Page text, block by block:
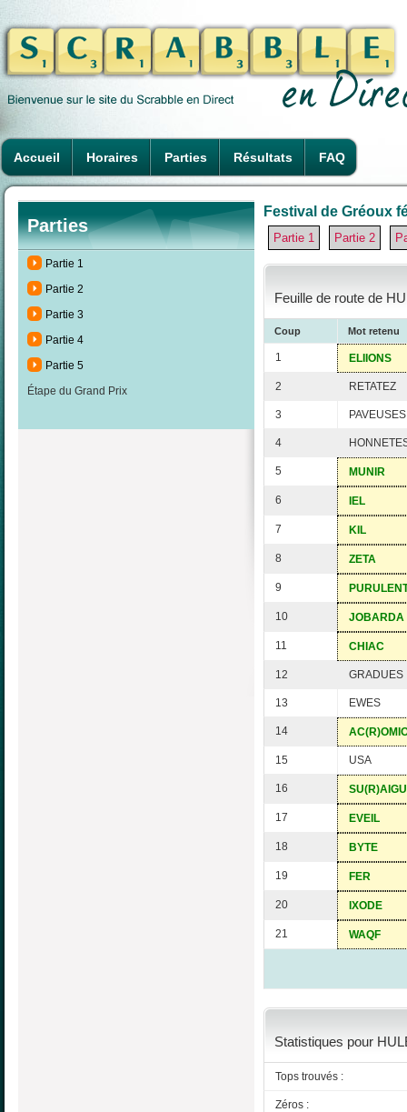
Accueil Horaires Parties Résultats FAQ
Parties
Partie 1
Partie 2
Partie 3
Partie 4
Partie 5
Étape du Grand Prix
Festival de Gréoux
Partie 1 Partie 2
Feuille de route de
Coup Mot retenu
1 ELIIONS
2 RETATEZ
3 PAVEUSES
4
5 MUNIR
6 IEL
7 KIL
8 ZETA
9
10 JOBARDA
11 CHIAC
12 GRADUES
13 EWES
14
15 USA
16
17 EVEIL
18 BYTE
19 FER
20 IXODE
21 WAQF
Statistiques pour
Tops trouvés :
Zéros :